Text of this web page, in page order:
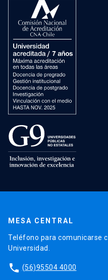
MESA CENTRAL
Teléfono para comunicarse
Universidad.
phone (56)95504 4000